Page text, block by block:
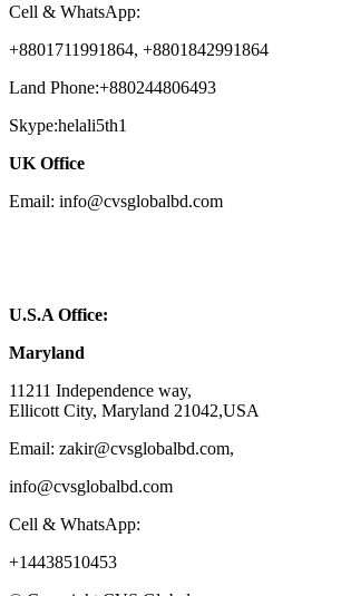
Cell & WhatsApp:
+8801711991864, +8801842991864
Land Phone:+880244806493
Skype:helali5th1
UK Office
Email: info@cvsglobalbd.com
U.S.A Office:
Maryland
11211 Independence way,
Ellicott City, Maryland 21042,USA
Email: zakir@cvsglobalbd.com,
info@cvsglobalbd.com
Cell & WhatsApp:
+14438510453